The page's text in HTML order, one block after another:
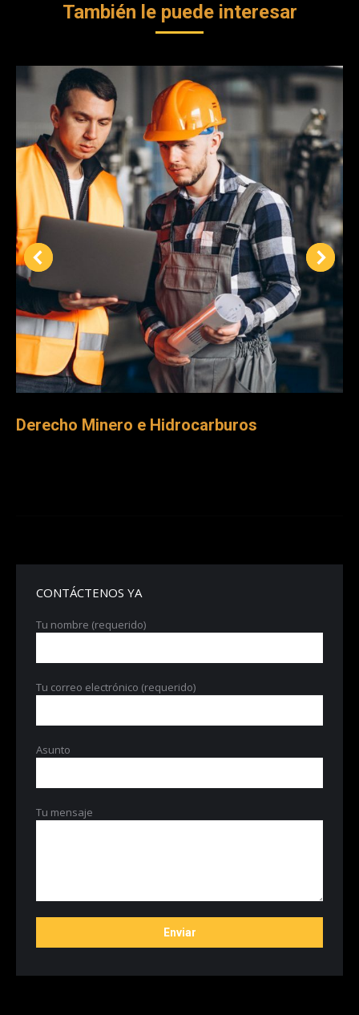
También le puede interesar
Derecho Minero e Hidrocarburos
CONTÁCTENOS YA
Tu nombre (requerido)
Tu correo electrónico (requerido)
Asunto
Tu mensaje